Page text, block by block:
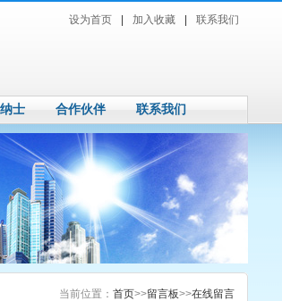
设为首页 加入收藏 联系我们
士 合作伙伴 联系我们
当前位置： 首页>>留言板>>在线留言